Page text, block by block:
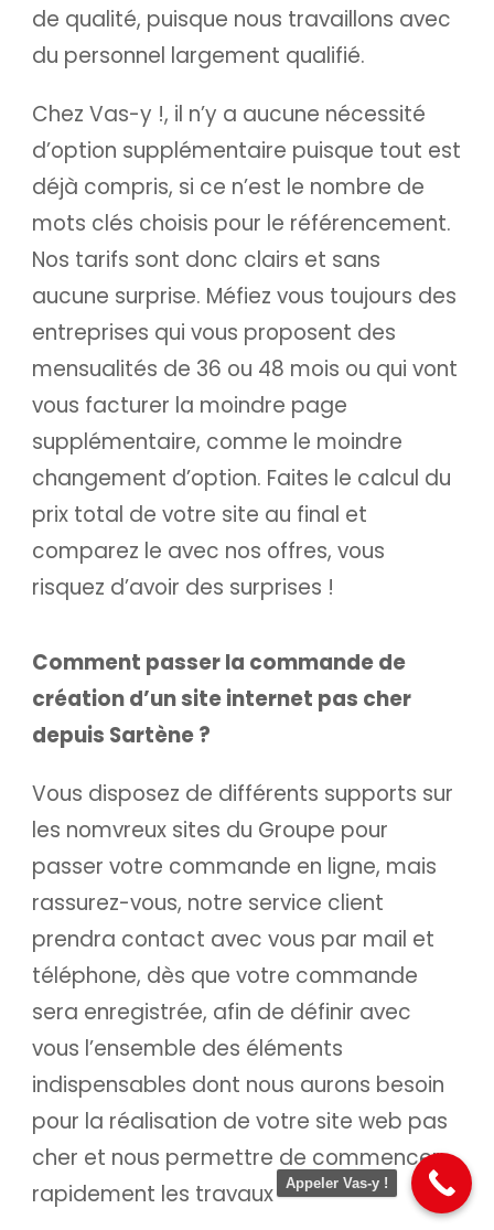
de qualité, puisque nous travaillons avec
du personnel largement qualifié.
Chez Vas-y !, il n’y a aucune nécessité
d’option supplémentaire puisque tout est
déjà compris, si ce n’est le nombre de
mots clés choisis pour le référencement.
Nos tarifs sont donc clairs et sans
aucune surprise. Méfiez vous toujours des
entreprises qui vous proposent des
mensualités de 36 ou 48 mois ou qui vont
vous facturer la moindre page
supplémentaire, comme le moindre
changement d’option. Faites le calcul du
prix total de votre site au final et
comparez le avec nos offres, vous
risquez d’avoir des surprises !
Comment passer la commande de
création d’un site internet pas cher
depuis Sartène ?
Vous disposez de différents supports sur
les nomvreux sites du Groupe pour
passer votre commande en ligne, mais
rassurez-vous, notre service client
prendra contact avec vous par mail et
téléphone, dès que votre commande
sera enregistrée, afin de définir avec
vous l’ensemble des éléments
indispensables dont nous aurons besoin
pour la réalisation de votre site web pas
cher et nous permettre de commencer
rapidement les travaux
Appeler Vas-y !